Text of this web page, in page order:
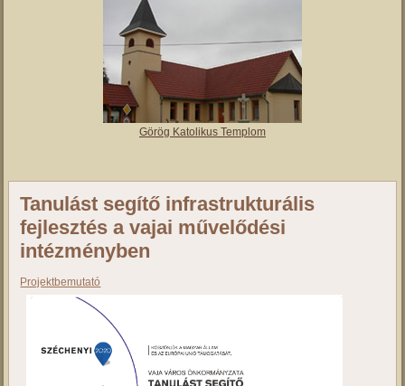
Vajai Református Templom
Görög Katolikus Templom